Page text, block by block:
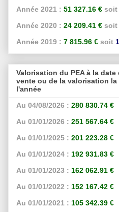
Année 2021 : 51 327.16 € soit
Année 2020 : 24 209.41 € soit
Année 2019 : 7 815.96 € soit
Valorisation du PEA à la date
vente ou de la valorisation
l'année
Au 04/08/2026 : 280 830.74 €
Au 01/01/2026 : 251 567.64 €
Au 01/01/2025 : 201 223.28 €
Au 01/01/2024 : 192 931.83 €
Au 01/01/2023 : 162 062.91 €
Au 01/01/2022 : 152 167.42 €
Au 01/01/2021 : 105 342.39 €